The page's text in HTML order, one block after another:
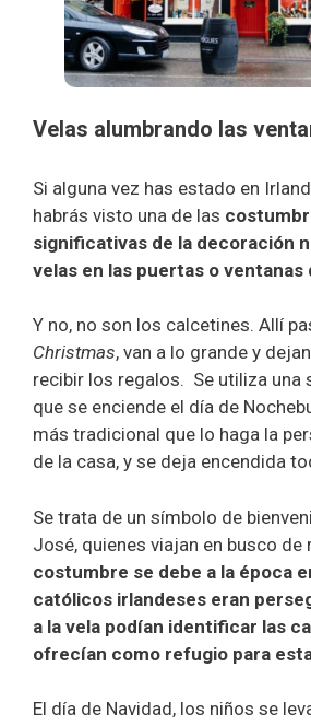
Velas alumbrando las
Si alguna vez has estado en
habrás visto una de las
significativas de la decoración
velas en las puertas o ventanas
Y no, no son los calcetines. Allí
Christmas, van a lo grande y
recibir los regalos. Se utiliza una
que se enciende el día de
más tradicional que lo haga la
de la casa, y se deja encendida
Se trata de un símbolo de
José, quienes viajan en busco de
costumbre se debe a la época
católicos irlandeses eran
a la vela podían identificar las
ofrecían como refugio para
El día de Navidad, los niños se